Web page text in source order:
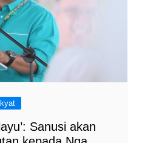
Sanusi akan